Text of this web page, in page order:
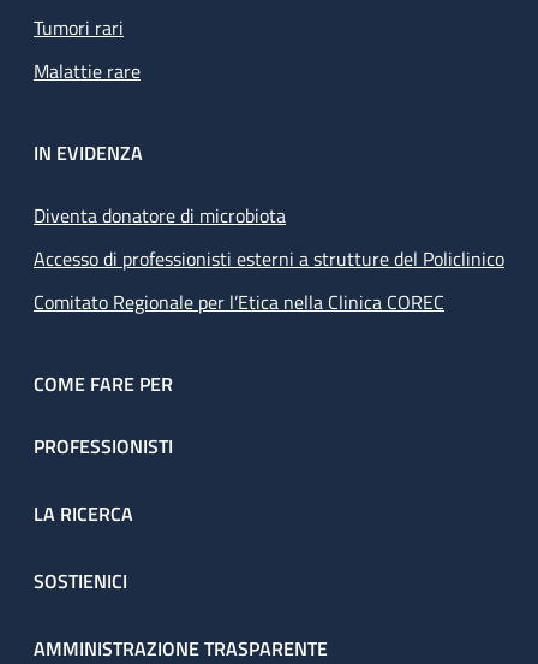
Tumori rari
Malattie rare
IN EVIDENZA
Diventa donatore di microbiota
Accesso di professionisti esterni a strutture del Policlinico
Comitato Regionale per l’Etica nella Clinica COREC
COME FARE PER
PROFESSIONISTI
LA RICERCA
SOSTIENICI
AMMINISTRAZIONE TRASPARENTE